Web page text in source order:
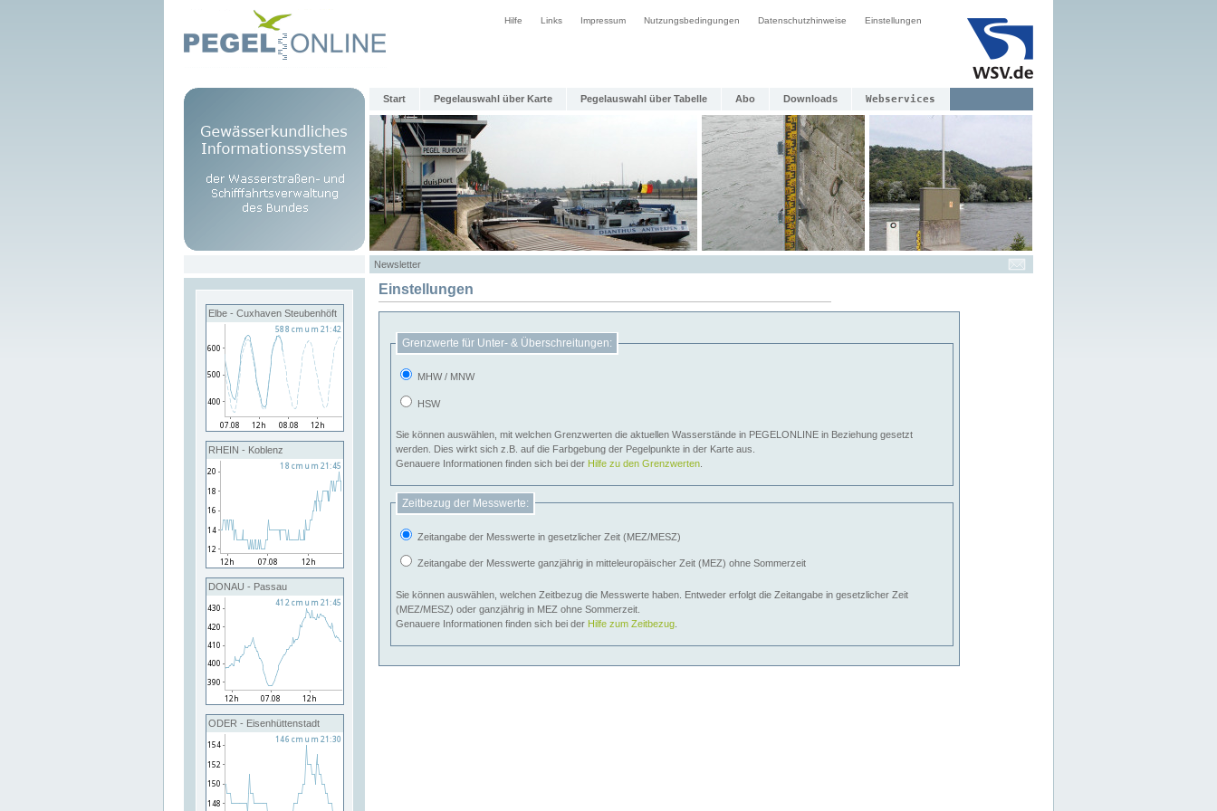
Hilfe Links Impressum Nutzungsbedingungen Datenschutzhinweise Einstellungen
Start Pegelauswahl über Karte Pegelauswahl über Tabelle Abo Downloads Webservices
Newsletter
Elbe - Cuxhaven Steubenhöft
RHEIN - Koblenz
DONAU - Passau
ODER - Eisenhüttenstadt
Einstellungen
Grenzwerte für Unter- & Überschreitungen:
MHW / MNW
HSW
Sie können auswählen, mit welchen Grenzwerten die aktuellen Wasserstände in PEGELONLINE in Beziehung gesetzt
werden. Dies wirkt sich z.B. auf die Farbgebung der Pegelpunkte in der Karte aus.
Genauere Informationen finden sich bei der Hilfe zu den Grenzwerten
Zeitbezug der Messwerte:
Zeitangabe der Messwerte in gesetzlicher Zeit (MEZ/MESZ)
Zeitangabe der Messwerte ganzjährig in mitteleuropäischer Zeit (MEZ) ohne Sommerzeit
Sie können auswählen, welchen Zeitbezug die Messwerte haben. Entweder erfolgt die Zeitangabe in gesetzlicher Zeit
(MEZ/MESZ) oder ganzjährig in MEZ ohne Sommerzeit.
Genauere Informationen finden sich bei der Hilfe zum Zeitbezug